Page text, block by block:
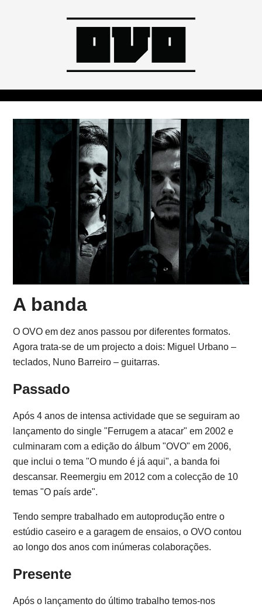
A banda
O OVO em dez anos passou por diferentes formatos.
Agora trata-se de um projecto a dois: Miguel Urbano –
teclados, Nuno Barreiro – guitarras.
Passado
Após 4 anos de intensa actividade que se seguiram ao
lançamento do single "Ferrugem a atacar" em 2002 e
culminaram com a edição do álbum "OVO" em 2006,
que inclui o tema "O mundo é já aqui", a banda foi
descansar. Reemergiu em 2012 com a colecção de 10
temas "O país arde".
Tendo sempre trabalhado em autoprodução entre o
estúdio caseiro e a garagem de ensaios, o OVO contou
ao longo dos anos com inúmeras colaborações.
Presente
Após o lançamento do último trabalho temos-nos